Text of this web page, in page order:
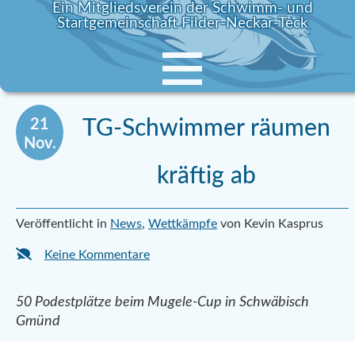
Ein Mitgliedsverein der Schwimm- und
Startgemeinschaft Filder-Neckar-Teck
21
Nov.
TG-Schwimmer räumen
kräftig ab
Veröffentlicht in News, Wettkämpfe von Kevin Kasprus
Keine Kommentare
50 Podestplätze beim Mugele-Cup in Schwäbisch
Gmünd